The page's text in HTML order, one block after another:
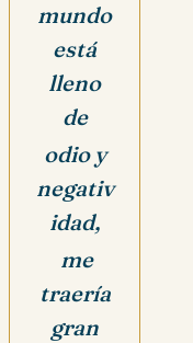
mundo
está
lleno
de
odio y
negativ
idad,
me
traería
gran